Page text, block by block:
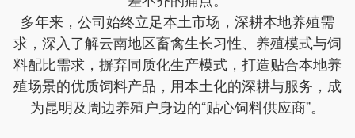
多年来，公司始终立足本土市场，深耕本地养殖需
求，深入了解云南地区畜禽生长习性、养殖模式与饲
料配比需求，摒弃同质化生产模式，打造贴合本地养
殖场景的优质饲料产品，用本土化的深耕与服务，成
为昆明及周边养殖户身边的“贴心饲料供应商”。